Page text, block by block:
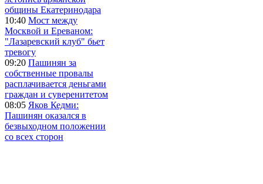
общины Екатеринодара
10:40 Мост между
Москвой и Ереваном:
"Лазаревский клуб" бьет
тревогу
09:20 Пашинян за
собственные провалы
расплачивается деньгами
граждан и суверенитетом
08:05 Яков Кедми:
Пашинян оказался в
безвыходном положении
со всех сторон